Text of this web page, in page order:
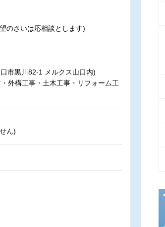
のさいは応相談とします)
黒川82-1 メルクス山口内)
構工事・土木工事・リフォーム工
ん)